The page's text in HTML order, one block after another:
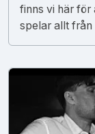
finns vi här för
spelar allt från